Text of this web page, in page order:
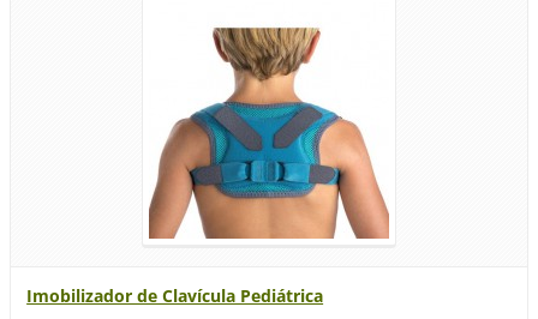
Imobilizador de Clavícula Pediátrica